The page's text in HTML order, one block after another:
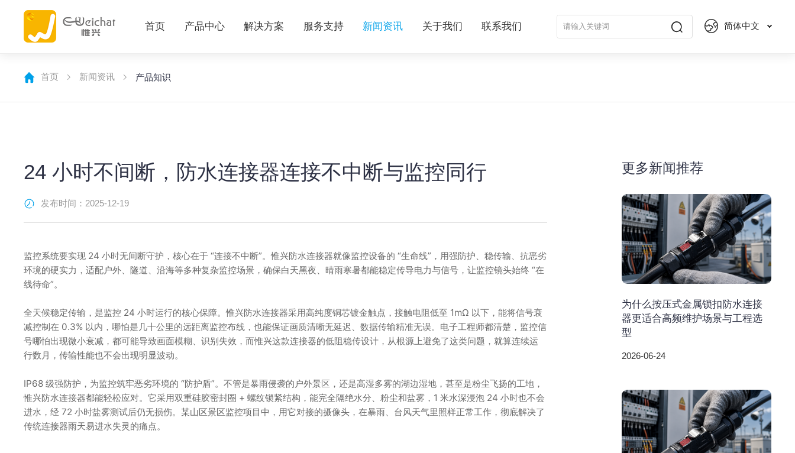
首页 产品中心 解决方案 服务支持 新闻资讯 关于我们 联系我们 简体中文
首页 新闻资讯 产品知识
24 小时不间断，防水连接器连接不中断与监控同行
发布时间：2025-12-19
监控系统要实现 24 小时无间断守护，核心在于 “连接不中断”。惟兴防水连接器就像监控设备的 “生命线”，用强防护、稳传输、抗恶劣
环境的硬实力，适配户外、隧道、沿海等多种复杂监控场景，确保白天黑夜、晴雨寒暑都能稳定传导电力与信号，让监控镜头始终 “在
线待命”。
全天候稳定传输，是监控 24 小时运行的核心保障。惟兴防水连接器采用高纯度铜芯镀金触点，接触电阻低至 1mΩ 以下，能将信号衰
减控制在 0.3% 以内，哪怕是几十公里的远距离监控布线，也能保证画质清晰无延迟、数据传输精准无误。电子工程师都清楚，监控信
号哪怕出现微小衰减，都可能导致画面模糊、识别失效，而惟兴这款连接器的低阻稳传设计，从根源上避免了这类问题，就算连续运
行数月，传输性能也不会出现明显波动。
IP68 级强防护，为监控筑牢恶劣环境的 “防护盾”。不管是暴雨侵袭的户外景区，还是高湿多雾的湖边湿地，甚至是粉尘飞扬的工地，
惟兴防水连接器都能轻松应对。它采用双重硅胶密封圈 + 螺纹锁紧结构，能完全隔绝水分、粉尘和盐雾，1 米水深浸泡 24 小时也不会
进水，经 72 小时盐雾测试后仍无损伤。某山区景区监控项目中，用它对接的摄像头，在暴雨、台风天气里照样正常工作，彻底解决了
传统连接器雨天易进水失灵的痛点。
更多新闻推荐
为什么按压式金属锁扣防水连接
器更适合高频维护场景与工程选
型
2026-06-24